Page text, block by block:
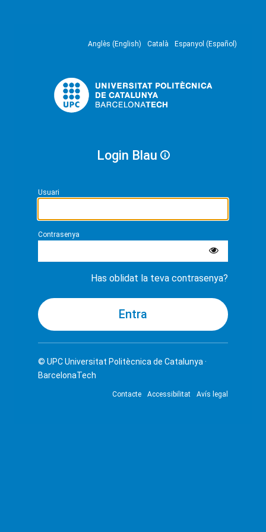
Anglès (English) Català Espanyol (Español)
Login Blau
Usuari
Contrasenya
Has oblidat la teva contrasenya?
© UPCUniversitat Politècnica de Catalunya ·
BarcelonaTech
Contacte Accessibilitat Avís legal